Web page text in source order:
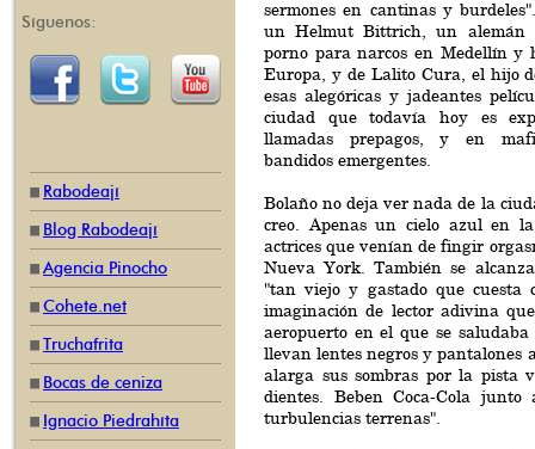
Síguenos:
Rabodeají
Blog Rabodeají
Agencia Pinocho
Cohete.net
Truchafrita
Bocas de ceniza
Ignacio Piedrahíta
sermones en cantinas y
un Helmut Bittrich, un alemán
porno para narcos en Medellín y
Europa, y de Lalito Cura, el hijo
esas alegóricas y jadeantes
ciudad que todavía hoy es
llamadas prepagos, y en
bandidos emergentes.
Bolaño no deja ver nada de la
creo. Apenas un cielo azul en
actrices que venían de fingir
Nueva York. También se
"tan viejo y gastado que cuesta
imaginación de lector adivina
aeropuerto en el que se
llevan lentes negros y pantalones
alarga sus sombras por la pista
dientes. Beben Coca-Cola
turbulencias terrenas".